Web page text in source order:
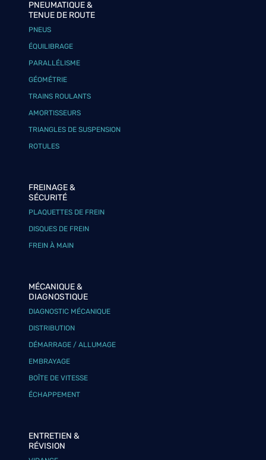
PNEUMATIQUE &
TENUE DE ROUTE
PNEUS
ÉQUILIBRAGE
PARALLÉLISME
GÉOMÉTRIE
TRAINS ROULANTS
AMORTISSEURS
TRIANGLES DE SUSPENSION
ROTULES
FREINAGE &
SÉCURITÉ
PLAQUETTES DE FREIN
DISQUES DE FREIN
FREIN À MAIN
MÉCANIQUE &
DIAGNOSTIQUE
DIAGNOSTIC MÉCANIQUE
DISTRIBUTION
DÉMARRAGE / ALLUMAGE
EMBRAYAGE
BOÎTE DE VITESSE
ÉCHAPPEMENT
ENTRETIEN &
RÉVISION